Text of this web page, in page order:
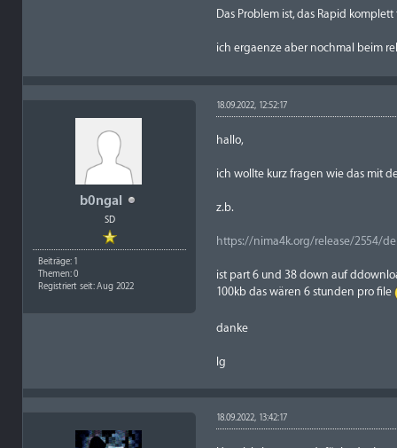
Das Problem ist, das Rapid
ich ergaenze aber nochmal beim
b0ngal
SD
Beiträge: 1
Themen: 0
Registriert seit: Aug 2022
18.09.2022, 12:52:17
hallo,
ich wollte kurz fragen wie das mit
z.b.
https://nima4k.org/release/2554/
ist part 6 und 38 down auf
100kb das wären 6 stunden pro file
danke
lg
18.09.2022, 13:42:17